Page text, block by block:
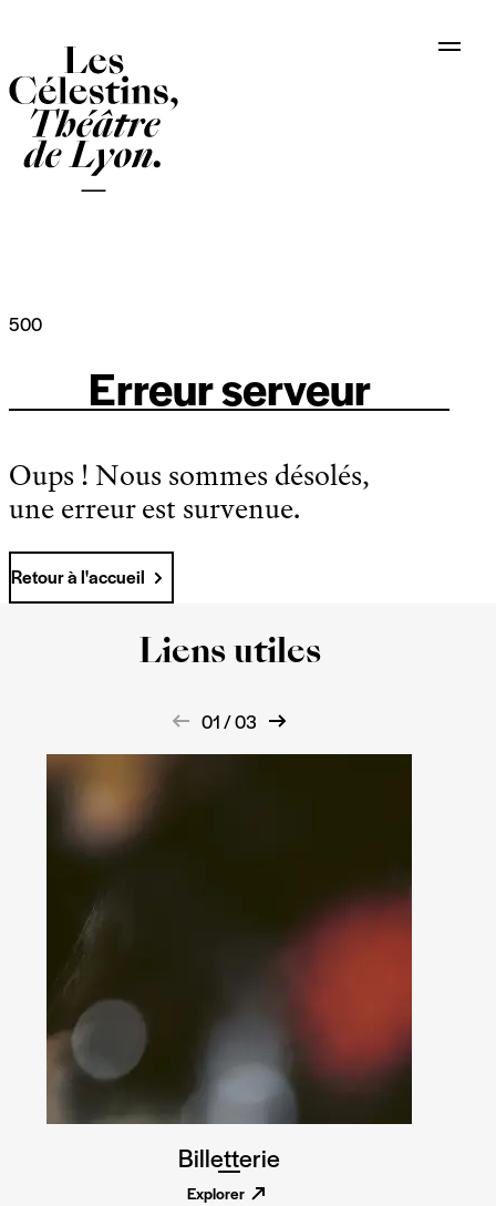
500
Erreur serveur
Oups ! Nous sommes désolés,
une erreur est survenue.
Retour à l'accueil
Liens utiles
01 / 03
Billetterie
Explorer